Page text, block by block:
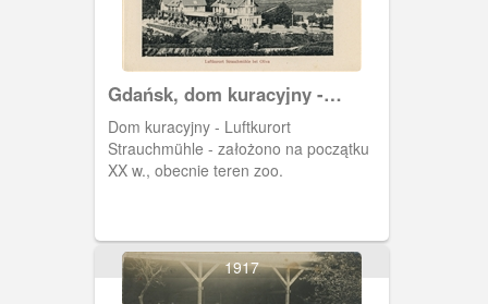
Gdańsk, dom kuracyjny -
Luftkurort Strauchmühle
Dom kuracyjny - Luftkurort
Strauchmühle - założono na początku
XX w., obecnie teren zoo.
1917